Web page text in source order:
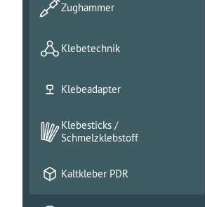
Zughammer
Klebetechnik
Klebeadapter
Klebesticks /
Schmelzklebstoff
Kaltkleber PDR